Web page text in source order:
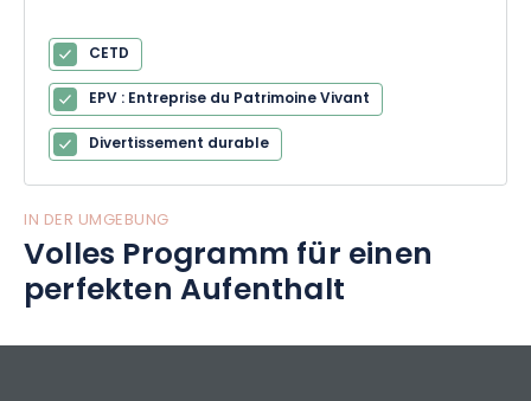
CETD
EPV : Entreprise du Patrimoine Vivant
Divertissement durable
IN DER UMGEBUNG
Volles Programm für einen
perfekten Aufenthalt